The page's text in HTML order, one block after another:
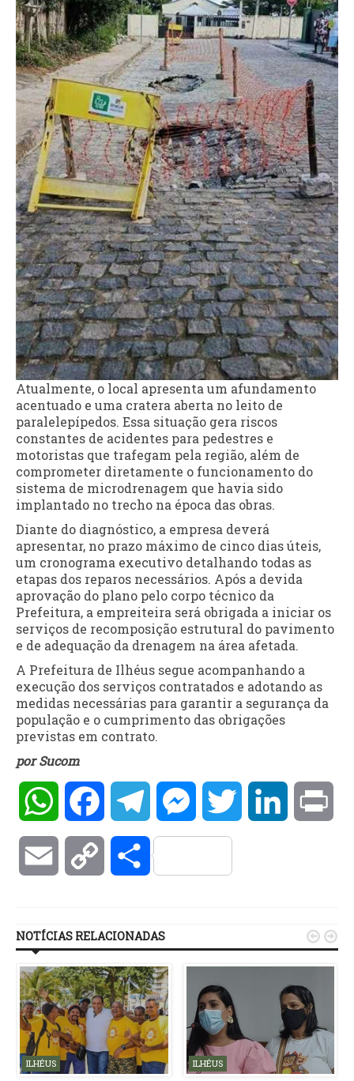
Atualmente, o local apresenta um afundamento
acentuado e uma cratera aberta no leito de
paralelepípedos. Essa situação gera riscos
constantes de acidentes para pedestres e
motoristas que trafegam pela região, além de
comprometer diretamente o funcionamento do
sistema de microdrenagem que havia sido
implantado no trecho na época das obras.
Diante do diagnóstico, a empresa deverá
apresentar, no prazo máximo de cinco dias úteis,
um cronograma executivo detalhando todas as
etapas dos reparos necessários. Após a devida
aprovação do plano pelo corpo técnico da
Prefeitura, a empreiteira será obrigada a iniciar os
serviços de recomposição estrutural do pavimento
e de adequação da drenagem na área afetada.
A Prefeitura de Ilhéus segue acompanhando a
execução dos serviços contratados e adotando as
medidas necessárias para garantir a segurança da
população e o cumprimento das obrigações
previstas em contrato.
por Sucom
WhatsAppFacebookTelegramMessengerTwitter LinkedIn
Email Copy Compartilhar
NOTÍCIAS RELACIONADAS
ILHÉUS ILHÉUS
 